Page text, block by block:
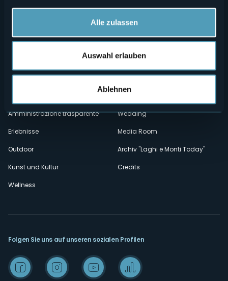
Alle zulassen
Auswahl erlauben
Ablehnen
Menù
secondario
Wo sind wir?
Privacy
Amministrazione trasparente
Erlebnisse
Outdoor
Kunst und Kultur
Wellness
Önogastronomie
Webcam
Events
Unterkünfte
Wedding
Media Room
Archiv "Laghi e Monti Today"
Credits
Folgen Sie uns auf unseren sozialen Profilen